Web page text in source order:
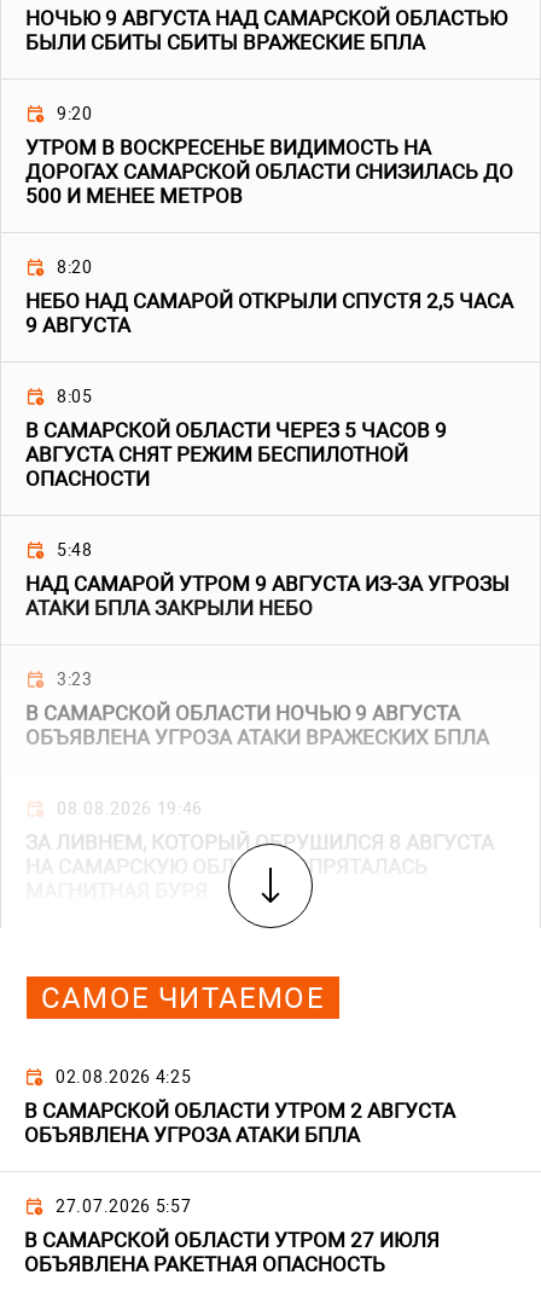
НОЧЬЮ 9 АВГУСТА НАД САМАРСКОЙ ОБЛАСТЬЮ
БЫЛИ СБИТЫ СБИТЫ ВРАЖЕСКИЕ БПЛА
9:20
УТРОМ В ВОСКРЕСЕНЬЕ ВИДИМОСТЬ НА
ДОРОГАХ САМАРСКОЙ ОБЛАСТИ СНИЗИЛАСЬ ДО
500 И МЕНЕЕ МЕТРОВ
8:20
НЕБО НАД САМАРОЙ ОТКРЫЛИ СПУСТЯ 2,5 ЧАСА
9 АВГУСТА
8:05
В САМАРСКОЙ ОБЛАСТИ ЧЕРЕЗ 5 ЧАСОВ 9
АВГУСТА СНЯТ РЕЖИМ БЕСПИЛОТНОЙ
ОПАСНОСТИ
5:48
НАД САМАРОЙ УТРОМ 9 АВГУСТА ИЗ-ЗА УГРОЗЫ
АТАКИ БПЛА ЗАКРЫЛИ НЕБО
3:23
В САМАРСКОЙ ОБЛАСТИ НОЧЬЮ 9 АВГУСТА
ОБЪЯВЛЕНА УГРОЗА АТАКИ ВРАЖЕСКИХ БПЛА
08.08.2026 19:46
ЗА ЛИВНЕМ, КОТОРЫЙ ОБРУШИЛСЯ 8 АВГУСТА
НА САМАРСКУЮ ОБЛАСТЬ, СПРЯТАЛАСЬ
САМОЕ ЧИТАЕМОЕ
02.08.2026 4:25
В САМАРСКОЙ ОБЛАСТИ УТРОМ 2 АВГУСТА
ОБЪЯВЛЕНА УГРОЗА АТАКИ БПЛА
27.07.2026 5:57
В САМАРСКОЙ ОБЛАСТИ УТРОМ 27 ИЮЛЯ
ОБЪЯВЛЕНА РАКЕТНАЯ ОПАСНОСТЬ